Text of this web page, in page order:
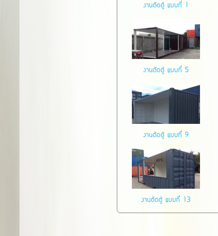
งานตัดตู้ แบบที่ 1
งานตัดตู้ แบบที่ 5
งานตัดตู้ แบบที่ 9
งานตัดตู้ แบบที่ 13